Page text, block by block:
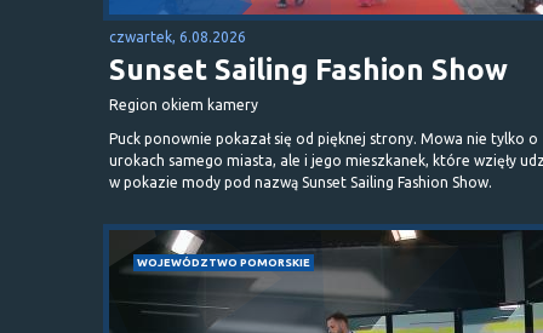
czwartek, 6.08.2026
Sunset Sailing Fashion Show
Region okiem kamery
Puck ponownie pokazał się od pięknej strony. Mowa nie tylko o
urokach samego miasta, ale i jego mieszkanek, które wzięły
w pokazie mody pod nazwą Sunset Sailing Fashion Show.
WOJEWÓDZTWO POMORSKIE